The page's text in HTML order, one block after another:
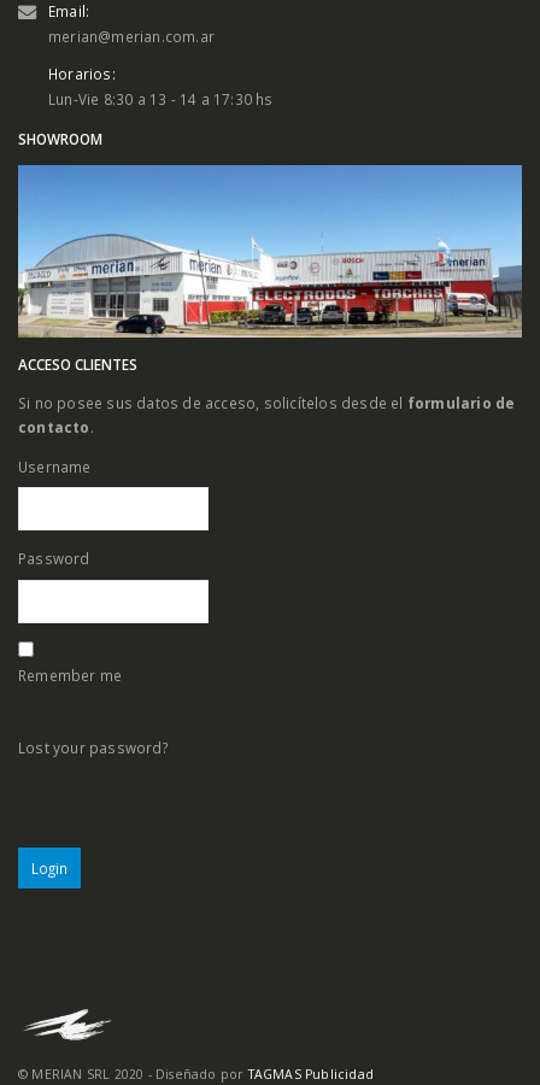
Email:
merian@merian.com.ar
Horarios:
Lun-Vie 8:30 a 13 - 14 a 17:30 hs
SHOWROOM
ACCESO CLIENTES
Si no posee sus datos de acceso, solicítelos desde el formulario de
contacto.
Username
Password
Remember me
Lost your password?
© MERIAN SRL 2020 - Diseñado porTAGMAS Publicidad